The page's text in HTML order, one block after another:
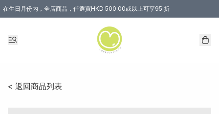
在生日月份内，全店商品，任選買HKD 500.00或以上可享95 折
< 返回商品列表